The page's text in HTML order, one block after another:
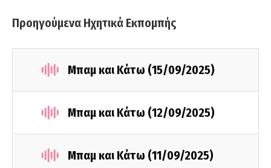
Προηγούμενα Ηχητικά Εκπομπής
Μπαμ και Κάτω (15/09/2025)
Μπαμ και Κάτω (12/09/2025)
Μπαμ και Κάτω (11/09/2025)